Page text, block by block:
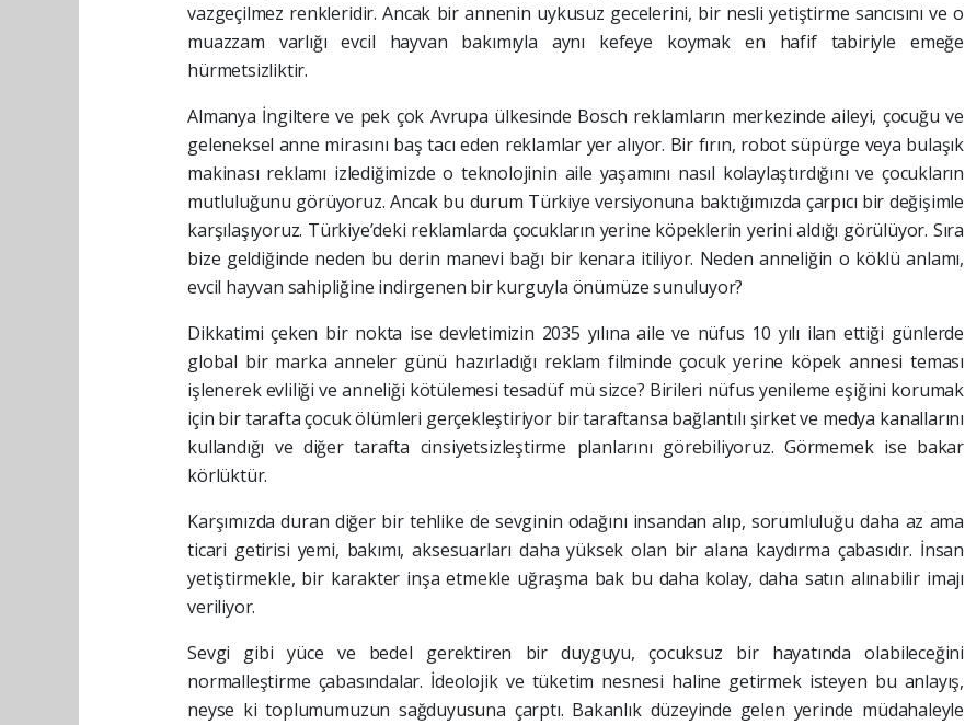
vazgeçilmez renkleridir. Ancak bir annenin uykusuz gecelerini, bir nesli yetiştirme sancısını ve o
muazzam varlığı evcil hayvan bakımıyla aynı kefeye koymak en hafif tabiriyle emeğe
hürmetsizliktir.
Almanya İngiltere ve pek çok Avrupa ülkesinde Bosch reklamların merkezinde aileyi, çocuğu ve
geleneksel anne mirasını baş tacı eden reklamlar yer alıyor. Bir fırın, robot süpürge veya bulaşık
makinası reklamı izlediğimizde o teknolojinin aile yaşamını nasıl kolaylaştırdığını ve çocukların
mutluluğunu görüyoruz. Ancak bu durum Türkiye versiyonuna baktığımızda çarpıcı bir değişimle
karşılaşıyoruz. Türkiye’deki reklamlarda çocukların yerine köpeklerin yerini aldığı görülüyor. Sıra
bize geldiğinde neden bu derin manevi bağı bir kenara itiliyor. Neden anneliğin o köklü anlamı,
evcil hayvan sahipliğine indirgenen bir kurguyla önümüze sunuluyor?
Dikkatimi çeken bir nokta ise devletimizin 2035 yılına aile ve nüfus 10 yılı ilan ettiği günlerde
global bir marka anneler günü hazırladığı reklam filminde çocuk yerine köpek annesi teması
işlenerek evliliği ve anneliği kötülemesi tesadüf mü sizce? Birileri nüfus yenileme eşiğini korumak
için bir tarafta çocuk ölümleri gerçekleştiriyor bir taraftansa bağlantılı şirket ve medya kanallarını
kullandığı ve diğer tarafta cinsiyetsizleştirme planlarını görebiliyoruz. Görmemek ise bakar
körlüktür.
Karşımızda duran diğer bir tehlike de sevginin odağını insandan alıp, sorumluluğu daha az ama
ticari getirisi yemi, bakımı, aksesuarları daha yüksek olan bir alana kaydırma çabasıdır. İnsan
yetiştirmekle, bir karakter inşa etmekle uğraşma bak bu daha kolay, daha satın alınabilir imajı
veriliyor.
Sevgi gibi yüce ve bedel gerektiren bir duyguyu, çocuksuz bir hayatında olabileceğini
normalleştirme çabasındalar. İdeolojik ve tüketim nesnesi haline getirmek isteyen bu anlayış,
neyse ki toplumumuzun sağduyusuna çarptı. Bakanlık düzeyinde gelen yerinde müdahaleyle